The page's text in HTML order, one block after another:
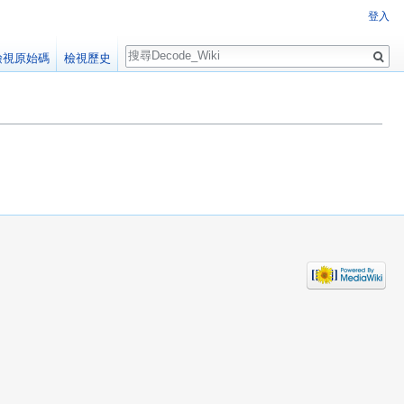
登入
視原始碼 檢視歷史
搜
尋